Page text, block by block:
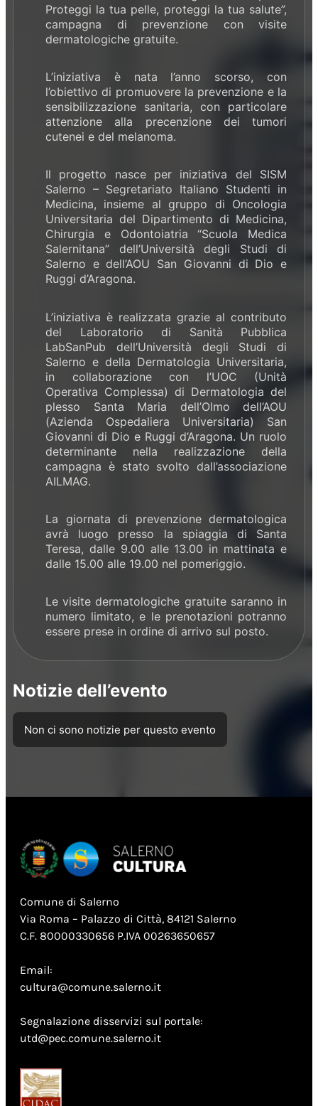
Proteggi la tua pelle, proteggi la tua salute”,
campagna di prevenzione con visite
dermatologiche gratuite.
L’iniziativa è nata l’anno scorso, con
l’obiettivo di promuovere la prevenzione e la
sensibilizzazione sanitaria, con particolare
attenzione alla precenzione dei tumori
cutenei e del melanoma.
Il progetto nasce per iniziativa del SISM
Salerno – Segretariato Italiano Studenti in
Medicina, insieme al gruppo di Oncologia
Universitaria del Dipartimento di Medicina,
Chirurgia e Odontoiatria “Scuola Medica
Salernitana” dell’Università degli Studi di
Salerno e dell’AOU San Giovanni di Dio e
Ruggi d’Aragona.
L’iniziativa è realizzata grazie al contributo
del Laboratorio di Sanità Pubblica
LabSanPub dell’Università degli Studi di
Salerno e della Dermatologia Universitaria,
in collaborazione con l’UOC (Unità
Operativa Complessa) di Dermatologia del
plesso Santa Maria dell’Olmo dell’AOU
(Azienda Ospedaliera Universitaria) San
Giovanni di Dio e Ruggi d’Aragona. Un ruolo
determinante nella realizzazione della
campagna è stato svolto dall’associazione
AILMAG.
La giornata di prevenzione dermatologica
avrà luogo presso la spiaggia di Santa
Teresa, dalle 9.00 alle 13.00 in mattinata e
dalle 15.00 alle 19.00 nel pomeriggio.
Le visite dermatologiche gratuite saranno in
numero limitato, e le prenotazioni potranno
essere prese in ordine di arrivo sul posto.
Notizie dell’evento
Non ci sono notizie per questo evento
Comune di Salerno
Via Roma – Palazzo di Città, 84121 Salerno
C.F. 80000330656 P.IVA 00263650657
Email:
cultura@comune.salerno.it
Segnalazione disservizi sul portale:
utd@pec.comune.salerno.it